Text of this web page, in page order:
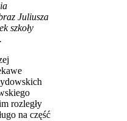
Juliusza
szkoły
.
rozległy
na część